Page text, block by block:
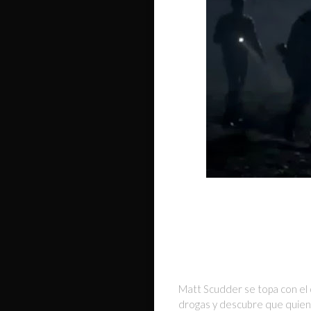
Matt Scudder se topa con el
drogas y descubre que